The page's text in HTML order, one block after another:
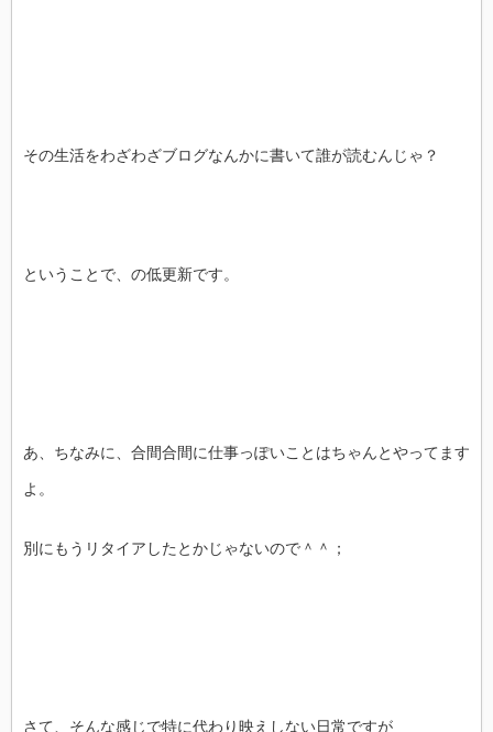
その生活をわざわざブログなんかに書いて誰が読むんじゃ？
ということで、の低更新です。
あ、ちなみに、合間合間に仕事っぽいことはちゃんとやってます
よ。
別にもうリタイアしたとかじゃないので＾＾；
さて、そんな感じで特に代わり映えしない日常ですが